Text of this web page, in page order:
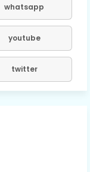
whatsapp
youtube
twitter